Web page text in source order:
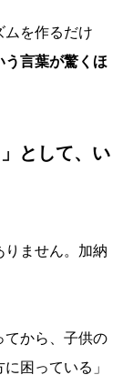
ムを作るだけ
う言葉が驚くほ
として、い
りません。加納
てから、子供の
困っている」